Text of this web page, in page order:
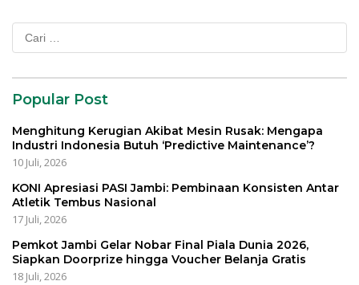
Cari
untuk:
Popular Post
Menghitung Kerugian Akibat Mesin Rusak: Mengapa
Industri Indonesia Butuh ‘Predictive Maintenance’?
10 Juli, 2026
KONI Apresiasi PASI Jambi: Pembinaan Konsisten Antar
Atletik Tembus Nasional
17 Juli, 2026
Pemkot Jambi Gelar Nobar Final Piala Dunia 2026,
Siapkan Doorprize hingga Voucher Belanja Gratis
18 Juli, 2026